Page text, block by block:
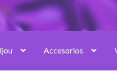
Accesorios